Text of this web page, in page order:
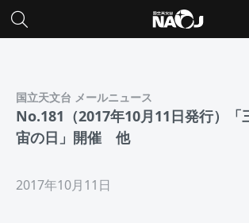
国立天文台 メールニュース
No.181（2017年10月11日発行）「
宙の日」開催 他
2017年10月11日